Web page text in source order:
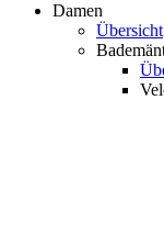
Damen
Übersicht